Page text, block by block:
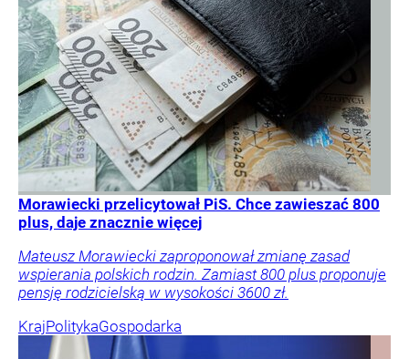
Morawiecki przelicytował PiS. Chce zawieszać 800
plus, daje znacznie więcej
Mateusz Morawiecki zaproponował zmianę zasad
wspierania polskich rodzin. Zamiast 800 plus proponuje
pensję rodzicielską w wysokości 3600 zł.
KrajPolitykaGospodarka